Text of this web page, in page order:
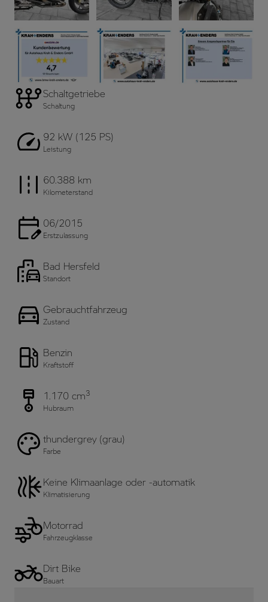
Schaltgetriebe
Schaltung
92 kW (125 PS)
Leistung
60.388 km
Kilometerstand
06/2015
Erstzulassung
Bad Hersfeld
Standort
Gebrauchtfahrzeug
Zustand
Benzin
Kraftstoff
1.170 cm3
Hubraum
thundergrey (grau)
Farbe
Keine Klimaanlage oder -automatik
Klimatisierung
Motorrad
Fahrzeugklasse
Dirt Bike
Bauart